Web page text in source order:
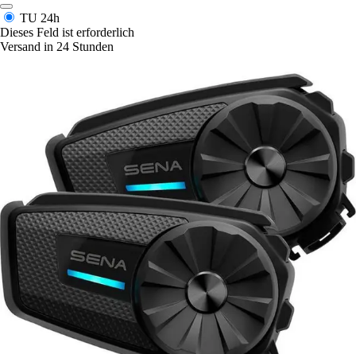
TU 24h
Dieses Feld ist erforderlich
Versand in 24 Stunden